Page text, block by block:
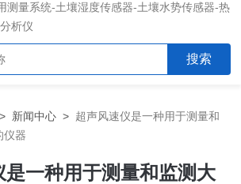
测量系统-土壤湿度传感器-土壤水势传感器-热
析仪
> 新闻中心 > 超声风速仪是一种用于测量和
仪器
是一种用于测量和监测大